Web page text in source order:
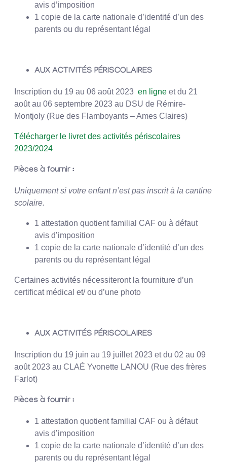
avis d’imposition
1 copie de la carte nationale d’identité d’un des
parents ou du représentant légal
AUX ACTIVITÉS PÉRISCOLAIRES
Inscription du 19 au 06 août 2023 en ligne et du 21
août au 06 septembre 2023 au DSU de Rémire-
Montjoly (Rue des Flamboyants – Ames Claires)
Télécharger le livret des activités périscolaires
2023/2024
Pièces à fournir :
Uniquement si votre enfant n’est pas inscrit à la cantine
scolaire.
1 attestation quotient familial CAF ou à défaut
avis d’imposition
1 copie de la carte nationale d’identité d’un des
parents ou du représentant légal
Certaines activités nécessiteront la fourniture d’un
certificat médical et/ ou d’une photo
AUX ACTIVITÉS PÉRISCOLAIRES
Inscription du 19 juin au 19 juillet 2023 et du 02 au 09
août 2023 au CLAÉ Yvonette LANOU (Rue des frères
Farlot)
Pièces à fournir :
1 attestation quotient familial CAF ou à défaut
avis d’imposition
1 copie de la carte nationale d’identité d’un des
parents ou du représentant légal